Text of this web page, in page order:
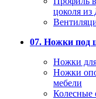
цоколя
07. Ножки под
Ножки
Ножки
мебели
Колесные